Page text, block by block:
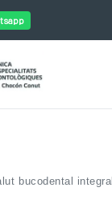
bucodental integral